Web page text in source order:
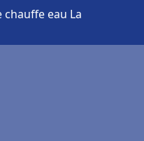
eau La